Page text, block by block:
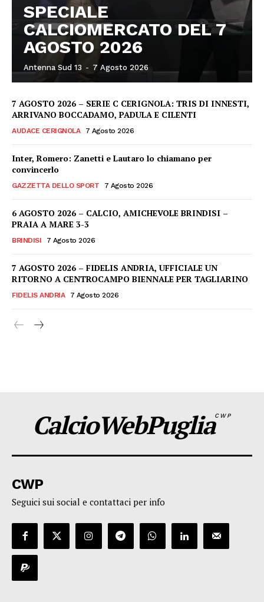
SPECIALE
CALCIOMERCATO DEL 7
AGOSTO 2026
Antenna Sud 13 - 7 Agosto 2026
7 AGOSTO 2026 – SERIE C CERIGNOLA: TRIS DI INNESTI,
ARRIVANO BOCCADAMO, PADULA E CILENTI
AUDACE CERIGNOLA 7 Agosto 2026
Inter, Romero: Zanetti e Lautaro lo chiamano per
convincerlo
GAZZETTA DELLO SPORT 7 Agosto 2026
6 AGOSTO 2026 – CALCIO, AMICHEVOLE BRINDISI –
PRAIA A MARE 3-3
BRINDISI 7 Agosto 2026
7 AGOSTO 2026 – FIDELIS ANDRIA, UFFICIALE UN
RITORNO A CENTROCAMPO BIENNALE PER TAGLIARINO
FIDELIS ANDRIA 7 Agosto 2026
CalcioWebPugliaCWP
CWP
Seguici sui social e contattaci per info